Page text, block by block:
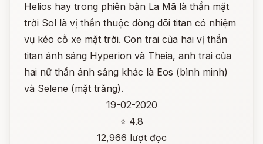
Helios hay trong phiên bản La Mã là thần mặt
trời Sol là vị thần thuộc dòng dõi titan có nhiệm
vụ kéo cỗ xe mặt trời. Con trai của hai vị thần
titan ánh sáng Hyperion và Theia, anh trai của
hai nữ thần ánh sáng khác là Eos (bình minh)
và Selene (mặt trăng).
19-02-2020
⭐ 4.8
12,966 lượt đọc